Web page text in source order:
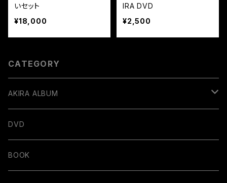
いセット
¥18,000
IRA DVD
¥2,500
CATEGORY
AKIRA ALBUM
デジタル販売
DVD
BOOK